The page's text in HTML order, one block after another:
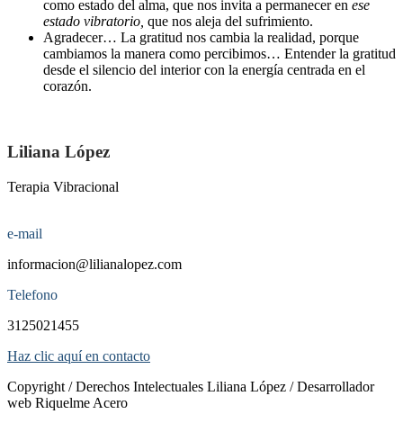
como estado del alma, que nos invita a permanecer en ese
estado vibratorio, que nos aleja del sufrimiento.
Agradecer… La gratitud nos cambia la realidad, porque
cambiamos la manera como percibimos… Entender la gratitud
desde el silencio del interior con la energía centrada en el
corazón.
Liliana López
Terapia Vibracional
e-mail
informacion@lilianalopez.com
Telefono
3125021455
Haz clic aquí en contacto
Copyright / Derechos Intelectuales Liliana López / Desarrollador
web Riquelme Acero